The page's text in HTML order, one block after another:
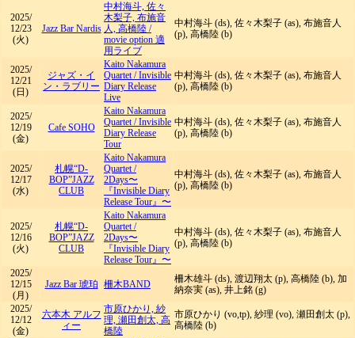
2025/
12/23
(火)
Jazz Bar Nardis
中村海斗, 佐々
木梨子, 布施音
人, 高橋陸 /
movie option 適
用ライブ
中村海斗 (ds), 佐々木梨子 (as), 布施音人
(p), 高橋陸 (b)
2025/
12/21
(日)
ジャズ・イ
ン・ラブリー
Kaito Nakamura
Quartet/Invisible
Diary Release
Live
中村海斗 (ds), 佐々木梨子 (as), 布施音人
(p), 高橋陸 (b)
2025/
12/19
(金)
Cafe SOHO
Kaito Nakamura
Quartet/Invisible
Diary Release
Tour
中村海斗 (ds), 佐々木梨子 (as), 布施音人
(p), 高橋陸 (b)
2025/
12/17
(水)
札幌“D-
BOP”JAZZ
CLUB
Kaito Nakamura
Quartet/
2Days〜
『Invisible Diary
Release Tour』〜
中村海斗 (ds), 佐々木梨子 (as), 布施音人
(p), 高橋陸 (b)
2025/
12/16
(火)
札幌“D-
BOP”JAZZ
CLUB
Kaito Nakamura
Quartet/
2Days〜
『Invisible Diary
Release Tour』〜
中村海斗 (ds), 佐々木梨子 (as), 布施音人
(p), 高橋陸 (b)
2025/
12/15
(月)
Jazz Bar 琥珀 柵木BAND
柵木雄斗 (ds), 渡辺翔太 (p), 高橋陸 (b), 加
納奈実 (as), 井上銘 (g)
2025/
12/12
(金)
六本木 アルフ
ィー
市原ひかり, 紗
理, 瀬田創太, 高
橋陸
市原ひかり (vo,tp), 紗理 (vo), 瀬田創太 (p),
高橋陸 (b)